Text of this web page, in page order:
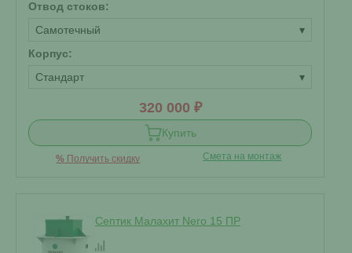
Отвод стоков:
Самотечный
▾
Корпус:
Стандарт
▾
320 000 ₽
Купить
% Получить скидку Смета на монтаж
Септик Малахит Nero 15 ПР